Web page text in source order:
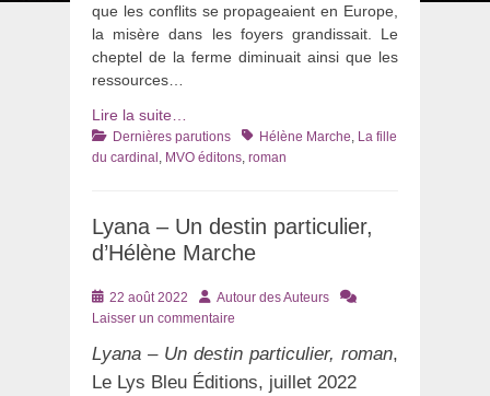
que les conflits se propageaient en Europe,
la misère dans les foyers grandissait. Le
cheptel de la ferme diminuait ainsi que les
ressources…
Lire la suite…
Catégories
Dernières parutions TagsHélène Marche La fille
du cardinal MVO éditons roman
Lyana – Un destin particulier,
d’Hélène Marche
Posté
le
22 août 2022 AuteurAutour des Auteurs
Laisser un commentaire
Lyana – Un destin particulier, roman,
Le Lys Bleu Éditions, juillet 2022